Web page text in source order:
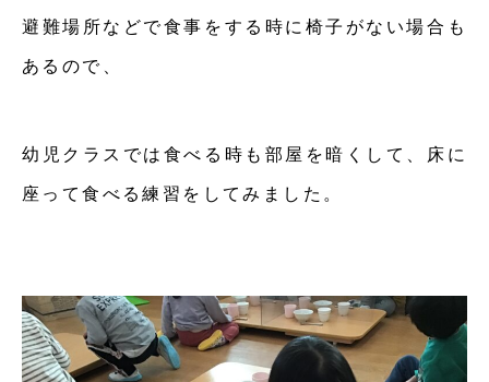
避難場所などで食事をする時に椅子がない場合も
あるので、
幼児クラスでは食べる時も部屋を暗くして、床に
座って食べる練習をしてみました。